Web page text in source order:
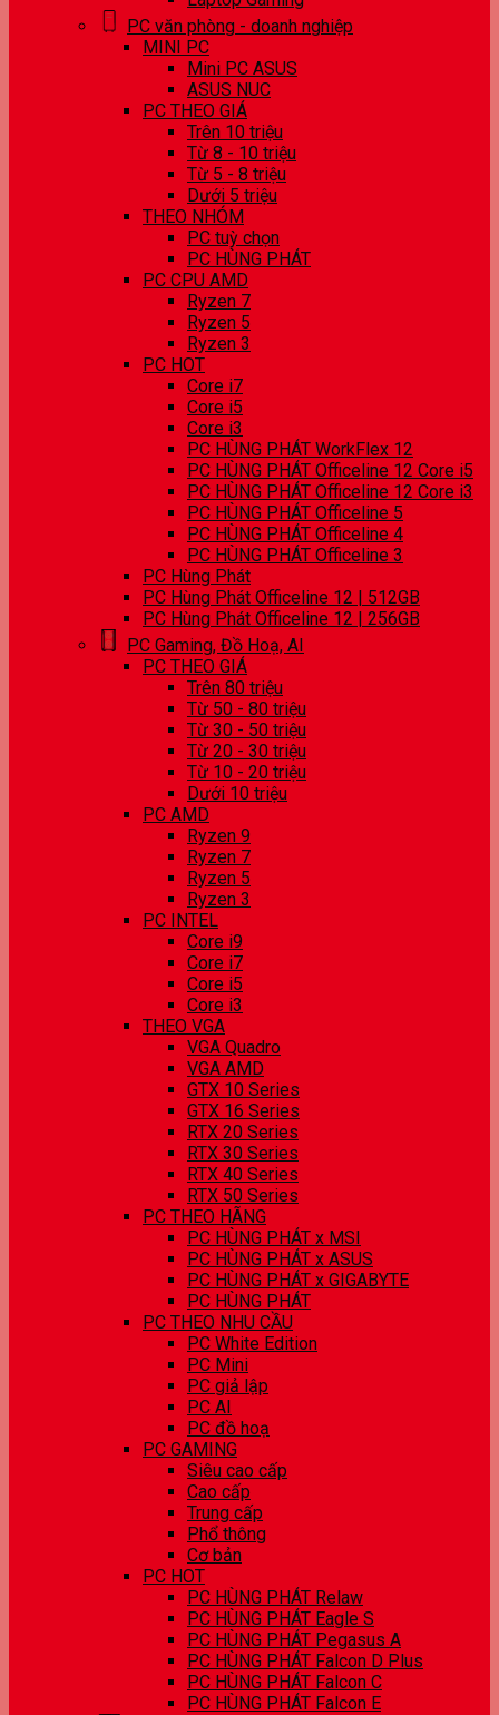
PC văn phòng - doanh nghiệp
MINI PC
Mini PC ASUS
ASUS NUC
PC THEO GIÁ
Trên 10 triệu
Từ 8 - 10 triệu
Từ 5 - 8 triệu
Dưới 5 triệu
THEO NHÓM
PC tuỳ chọn
PC HÙNG PHÁT
PC CPU AMD
Ryzen 7
Ryzen 5
Ryzen 3
PC HOT
Core i7
Core i5
Core i3
PC HÙNG PHÁT WorkFlex 12
PC HÙNG PHÁT Officeline 12 Core i5
PC HÙNG PHÁT Officeline 12 Core i3
PC HÙNG PHÁT Officeline 5
PC HÙNG PHÁT Officeline 4
PC HÙNG PHÁT Officeline 3
PC Hùng Phát
PC Hùng Phát Officeline 12 | 512GB
PC Hùng Phát Officeline 12 | 256GB
PC Gaming, Đồ Hoạ, AI
PC THEO GIÁ
Trên 80 triệu
Từ 50 - 80 triệu
Từ 30 - 50 triệu
Từ 20 - 30 triệu
Từ 10 - 20 triệu
Dưới 10 triệu
PC AMD
Ryzen 9
Ryzen 7
Ryzen 5
Ryzen 3
PC INTEL
Core i9
Core i7
Core i5
Core i3
THEO VGA
VGA Quadro
VGA AMD
GTX 10 Series
GTX 16 Series
RTX 20 Series
RTX 30 Series
RTX 40 Series
RTX 50 Series
PC THEO HÃNG
PC HÙNG PHÁT x MSI
PC HÙNG PHÁT x ASUS
PC HÙNG PHÁT x GIGABYTE
PC HÙNG PHÁT
PC THEO NHU CẦU
PC White Edition
PC Mini
PC giả lập
PC AI
PC đồ hoạ
PC GAMING
Siêu cao cấp
Cao cấp
Trung cấp
Phổ thông
Cơ bản
PC HOT
PC HÙNG PHÁT Relaw
PC HÙNG PHÁT Eagle S
PC HÙNG PHÁT Pegasus A
PC HÙNG PHÁT Falcon D Plus
PC HÙNG PHÁT Falcon C
PC HÙNG PHÁT Falcon E